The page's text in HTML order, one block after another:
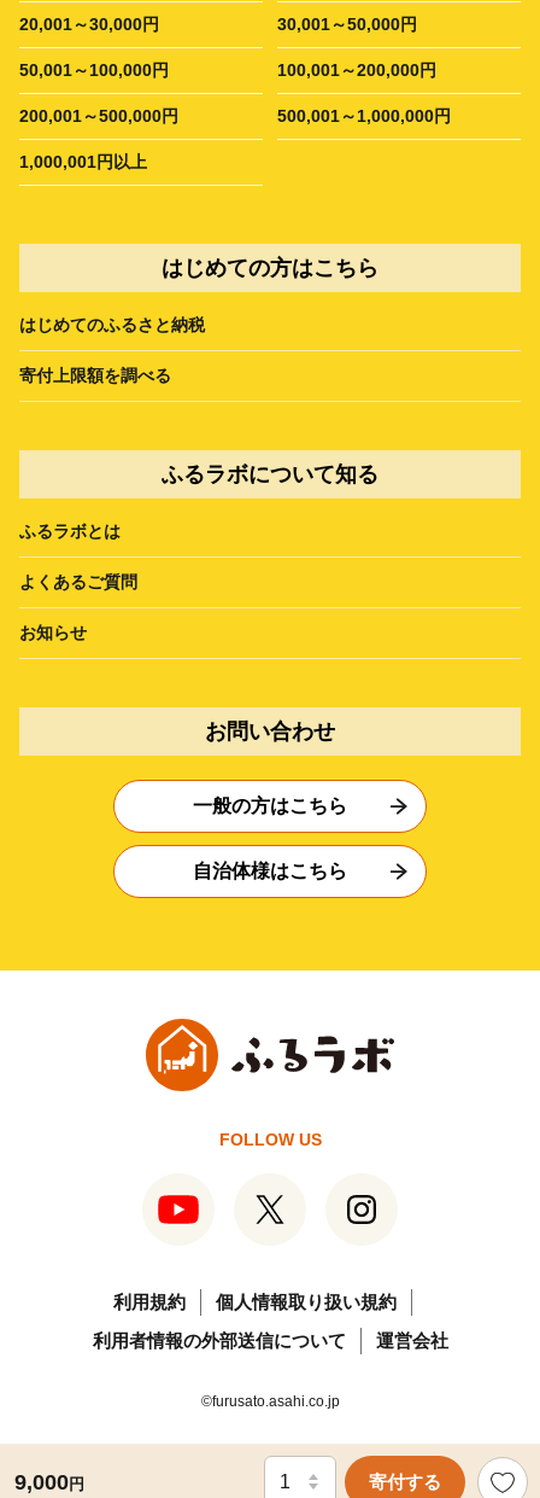
9,000円 寄付する
20,001～30,000円 30,001～50,000円
50,001～100,000円 100,001～200,000円
200,001～500,000円 500,001～1,000,000円
1,000,001円以上
はじめての方はこちら
はじめてのふるさと納税
寄付上限額を調べる
ふるラボについて知る
ふるラボとは
よくあるご質問
お知らせ
お問い合わせ
一般の方はこちら
自治体様はこちら
FOLLOW US
利用規約
個人情報取り扱い規約
利用者情報の外部送信について
運営会社
©furusato.asahi.co.jp